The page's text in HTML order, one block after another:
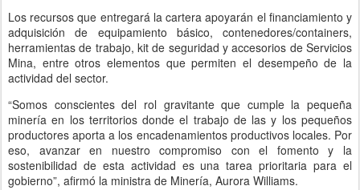
Los recursos que entregará la cartera apoyarán el financiamiento y
adquisición de equipamiento básico, contenedores/containers,
herramientas de trabajo, kit de seguridad y accesorios de Servicios
Mina, entre otros elementos que permiten el desempeño de la
actividad del sector.
“Somos conscientes del rol gravitante que cumple la pequeña
minería en los territorios donde el trabajo de las y los pequeños
productores aporta a los encadenamientos productivos locales. Por
eso, avanzar en nuestro compromiso con el fomento y la
sostenibilidad de esta actividad es una tarea prioritaria para el
gobierno”, afirmó la ministra de Minería, Aurora Williams.